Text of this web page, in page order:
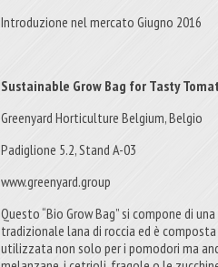
Introduzione nel mercato Giugno 2016
Sustainable Grow Bag for Tasty
Greenyard Horticulture Belgium, Belgio
Padiglione 5.2, Stand A-03
www.greenyard.group
Questo “Bio Grow Bag” si compone di
tradizionale lana di roccia ed è
utilizzata non solo per i pomodori ma